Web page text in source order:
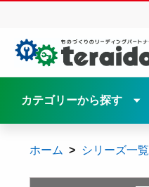
カテゴリーから探す
ホーム シリーズ一覧